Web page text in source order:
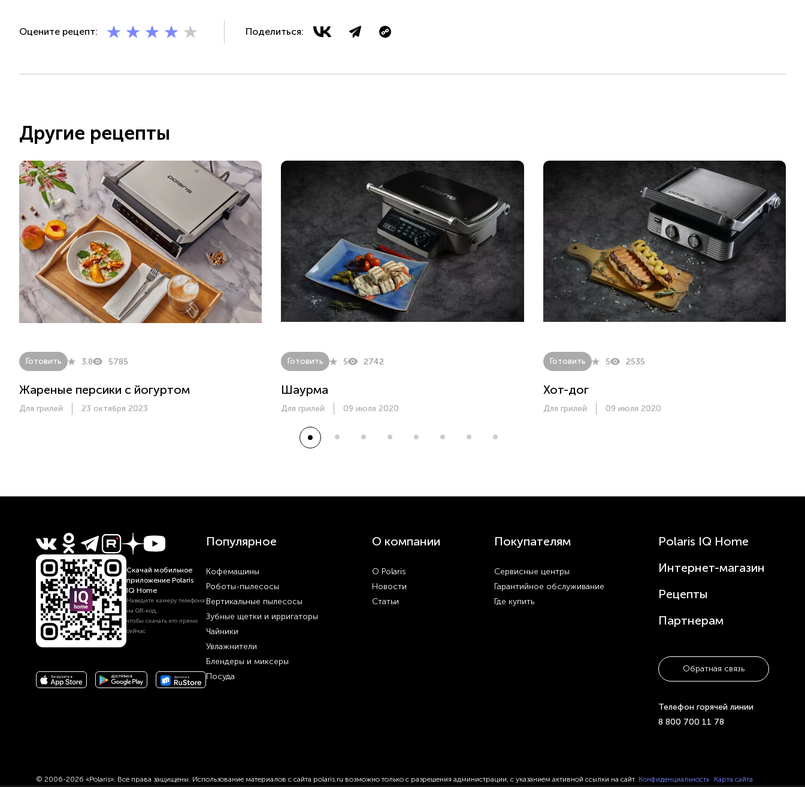
Оцените рецепт: Поделиться:
Другие рецепты
Готовить 3.8 5785
Жареные персики с йогуртом
Для грилей 23 октября 2023
Готовить 5 2742
Шаурма
Для грилей 09 июля 2020
Готовить 5 2535
Хот-дог
Для грилей 09 июля 2020
Скачай мобильное
приложение Polaris
IQ Home
Наведите камеру телефона
на QR‑код,
чтобы скачать его прямо
сейчас
Популярное
Кофемашины
Роботы-пылесосы
Вертикальные пылесосы
Зубные щетки и ирригаторы
Чайники
Увлажнители
Блендеры и миксеры
Посуда
О компании
О Polaris
Новости
Статьи
Покупателям
Сервисные центры
Гарантийное обслуживание
Где купить
Polaris IQ Home
Интернет-магазин
Рецепты
Партнерам
Обратная связь
Телефон горячей линии
8 800 700 11 78
© 2006-2026 «Polaris». Все права защищены. Использование материалов с сайта polaris.ru возможно только с разрешения администрации, с указанием активной ссылки на сайт. Конфиденциальность Карта сайта